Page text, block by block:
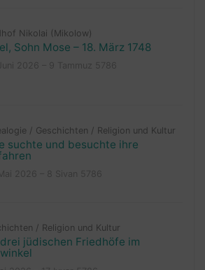
Nikolai (Mikolow)
Sohn Mose – 18. März 1748
/ Geschichten / Religion und Kultur
suchte und besuchte ihre
/ Religion und Kultur
jüdischen Friedhöfe im